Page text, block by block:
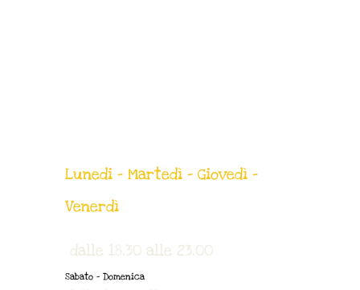
Lunedi - Martedì - Giovedì -
Venerdì
dalle 18.30 alle 23.00
Sabato - Domenica